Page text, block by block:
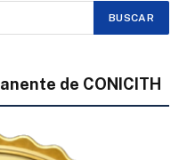
de CONICITH